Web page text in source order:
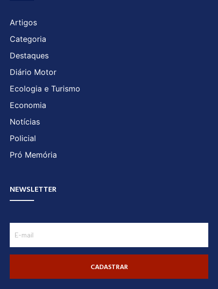
Artigos
Categoria
Destaques
Diário Motor
Ecologia e Turismo
Economia
Notícias
Policial
Pró Memória
NEWSLETTER
CADASTRAR